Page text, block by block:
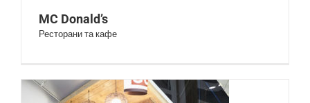
MC Donald’s
Ресторани та кафе